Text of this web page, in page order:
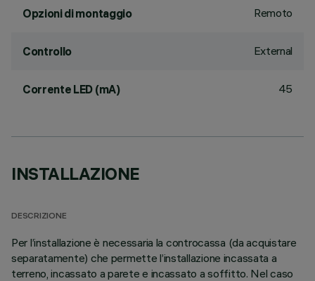
Opzioni di montaggio Remoto
Controllo External
Corrente LED (mA) 45
INSTALLAZIONE
DESCRIZIONE
Per l’installazione è necessaria la controcassa (da acquistare
separatamente) che permette l’installazione incassata a
terreno, incassato a parete e incassato a soffitto. Nel caso